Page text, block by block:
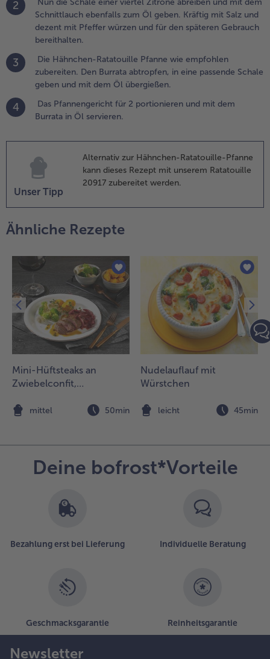
wie
und
dem Öl
mit dem
in Öl
2
Nun die Schale einer viertel Zitrone abreiben und mit dem
Schnittlauch ebenfalls zum Öl geben. Kräftig mit Salz und
dezent mit Pfeffer würzen und für den späteren Gebrauch
bereithalten.
3
Die Hähnchen-Ratatouille Pfanne wie empfohlen
zubereiten. Den Burrata abtropfen, in eine passende Schale
geben und mit dem Öl übergießen.
4
Das Pfannengericht für 2 portionieren und mit dem
Burrata in Öl servieren.
Unser Tipp
Alternativ zur Hähnchen-Ratatouille-Pfanne
kann dieses Rezept mit unserem Ratatouille
20917 zubereitet werden.
Ähnliche Rezepte
Mini-Hüftsteaks an
Zwiebelconfit,
feiner Gemüsebeilage
mittel 50min
Nudelauflauf mit
Würstchen
leicht 45min
Deine bofrost*Vorteile
Bezahlung erst bei Lieferung Individuelle Beratung
Geschmacksgarantie Reinheitsgarantie
Newsletter